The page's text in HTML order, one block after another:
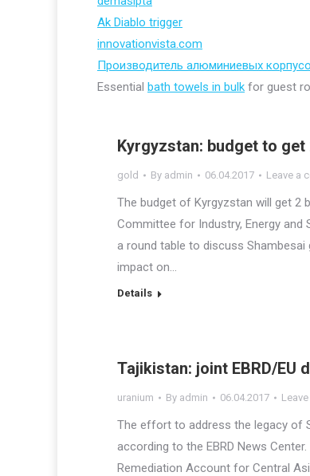
Ak Diablo trigger
innovationvista.com
Производитель алюминиевых
Essential bath towels in bulk for guest
Kyrgyzstan: budget to
gold By admin 06.04.2017 Leave a
The budget of Kyrgyzstan will get
Committee for Industry, Energy
a round table to discuss
impact on…
Details
Tajikistan: joint EBRD/
uranium By admin 06.04.2017
The effort to address the legacy of
according to the EBRD News
Remediation Account for Central